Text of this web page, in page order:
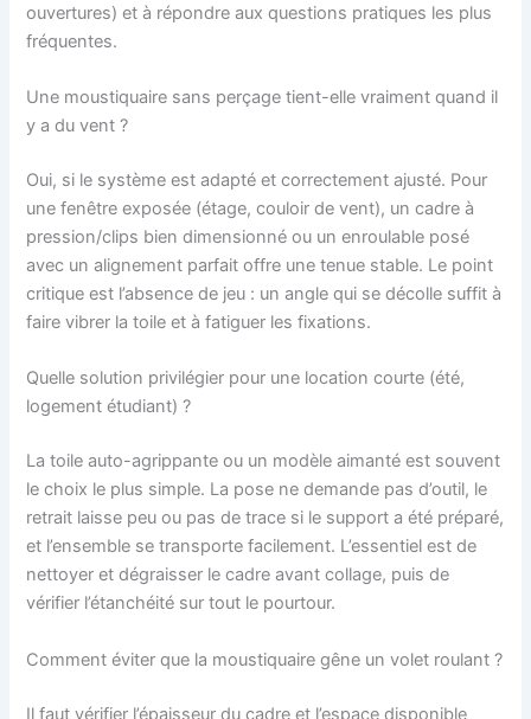
ouvertures) et à répondre aux questions pratiques les plus
fréquentes.
Une moustiquaire sans perçage tient-elle vraiment quand il
y a du vent ?
Oui, si le système est adapté et correctement ajusté. Pour
une fenêtre exposée (étage, couloir de vent), un cadre à
pression/clips bien dimensionné ou un enroulable posé
avec un alignement parfait offre une tenue stable. Le point
critique est l’absence de jeu : un angle qui se décolle suffit à
faire vibrer la toile et à fatiguer les fixations.
Quelle solution privilégier pour une location courte (été,
logement étudiant) ?
La toile auto-agrippante ou un modèle aimanté est souvent
le choix le plus simple. La pose ne demande pas d’outil, le
retrait laisse peu ou pas de trace si le support a été préparé,
et l’ensemble se transporte facilement. L’essentiel est de
nettoyer et dégraisser le cadre avant collage, puis de
vérifier l’étanchéité sur tout le pourtour.
Comment éviter que la moustiquaire gêne un volet roulant ?
Il faut vérifier l’épaisseur du cadre et l’espace disponible